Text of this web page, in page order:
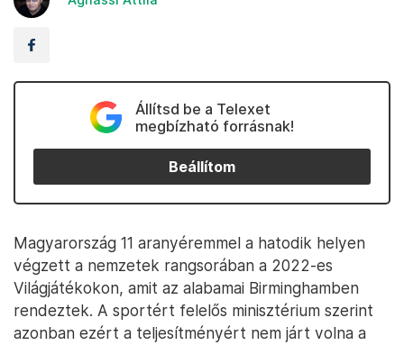
Állítsd be a Telexet
megbízható forrásnak!
Beállítom
Magyarország 11 aranyéremmel a hatodik helyen
végzett a nemzetek rangsorában a 2022-es
Világjátékokon, amit az alabamai Birminghamben
rendeztek. A sportért felelős minisztérium szerint
azonban ezért a teljesítményért nem járt volna a